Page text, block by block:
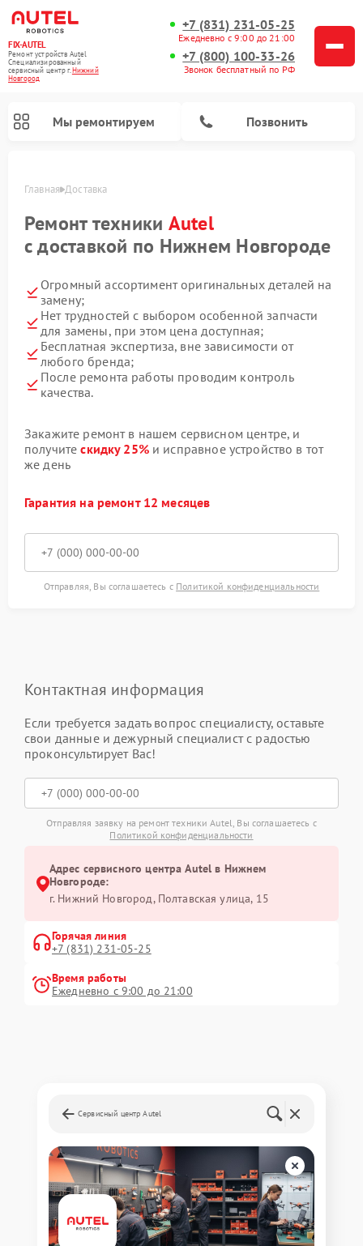
FIX-AUTEL
Ремонт устройств Autel
Специализированный
cервисный центр г.Нижний
Новгород
+7 (831) 231-05-25
Ежедневно с 9:00 до 21:00
+7 (800) 100-33-26
Звонок бесплатный по РФ
Мы ремонтируем Позвонить
Главная Доставка
Ремонт техники Autel
с доставкой по Нижнем Новгороде
Огромный ассортимент оригинальных деталей на
замену;
Нет трудностей с выбором особенной запчасти
для замены, при этом цена доступная;
Бесплатная экспертиза, вне зависимости от
любого бренда;
После ремонта работы проводим контроль
качества.
Закажите ремонт в нашем сервисном центре, и
получитескидку 25%и исправное устройство в тот
же день
Гарантия на ремонт 12 месяцев
Отправляя, Вы соглашаетесь с Политикой конфиденциальности
Контактная информация
Если требуется задать вопрос специалисту, оставьте
свои данные и дежурный специалист с радостью
проконсультирует Вас!
Отправляя заявку на ремонт техники Autel, Вы соглашаетесь с
Политикой конфиденциальности
Адрес сервисного центра Autel в Нижнем
Новгороде:
г. Нижний Новгород, Полтавская улица, 15
Горячая линия
+7 (831) 231-05-25
Время работы
Ежедневно с 9:00 до 21:00
Сервисный центр Autel